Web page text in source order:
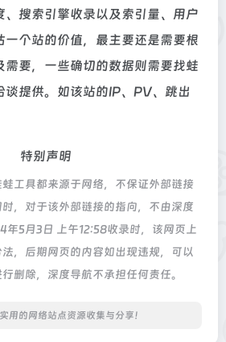
、搜索引擎收录以及索引量、用户
一个站的价值，最主要还是需要根
需要，一些确切的数据则需要找蛙
谈提供。如该站的IP、PV、跳出
特别声明
工具都来源于网络，不保证外部链接
，对于该外部链接的指向，不由深度
年5月3日 上午12:58收录时，该网页上
，后期网页的内容如出现违规，可以
删除，深度导航不承担任何责任。
用的网络站点资源收集与分享！